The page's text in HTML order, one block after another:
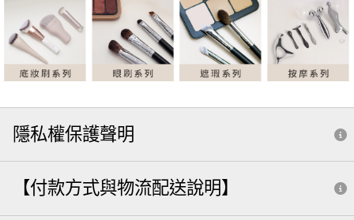
隱私權保護聲明
【付款方式與物流配送說明】